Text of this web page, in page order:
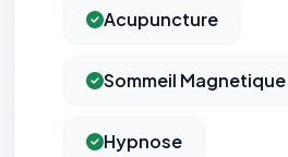
Acupuncture
Sommeil Magnetique
Hypnose